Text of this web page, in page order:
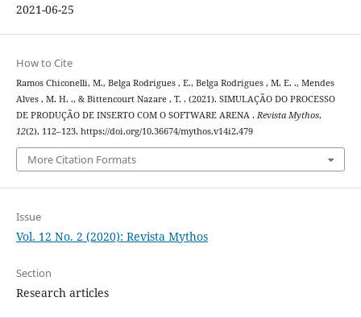
2021-06-25
How to Cite
Ramos Chiconelli, M., Belga Rodrigues , E., Belga Rodrigues , M. E. ., Mendes
Alves , M. H. ., & Bittencourt Nazare , T. . (2021). SIMULAÇÃO DO PROCESSO
DE PRODUÇÃO DE INSERTO COM O SOFTWARE ARENA . Revista Mythos,
12(2), 112–123. https://doi.org/10.36674/mythos.v14i2.479
More Citation Formats
Issue
Vol. 12 No. 2 (2020): Revista Mythos
Section
Research articles